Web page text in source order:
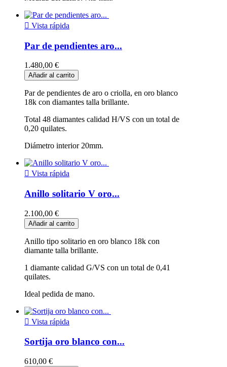
 Vista rápida
Par de pendientes aro...
1.480,00 €
Añadir al carrito
Par de pendientes de aro o criolla, en oro blanco
18k con diamantes talla brillante.
Total 48 diamantes calidad H/VS con un total de
0,20 quilates.
Diámetro interior 20mm.
 Vista rápida
Anillo solitario V oro...
2.100,00 €
Añadir al carrito
Anillo tipo solitario en oro blanco 18k con
diamante talla brillante.
1 diamante calidad G/VS con un total de 0,41
quilates.
Ideal pedida de mano.
 Vista rápida
Sortija oro blanco con...
610,00 €